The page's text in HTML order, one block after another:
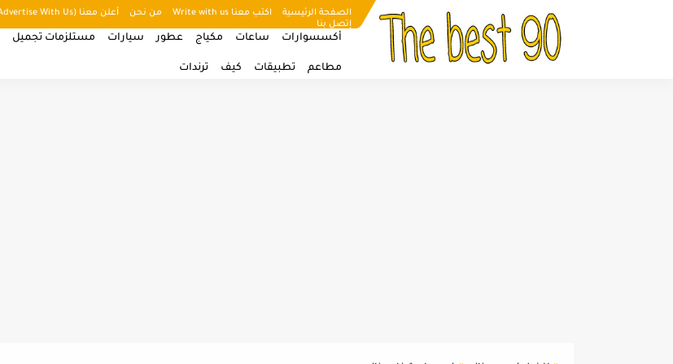
الصفحة الرئيسية اكتب معنا Write with us من نحن أعلن معنا (Advertise With Us)
إتصل بنا
أكسسوارات ساعات مكياج عطور سيارات مستلزمات تجميل
مطاعم تطبيقات كيف ترندات